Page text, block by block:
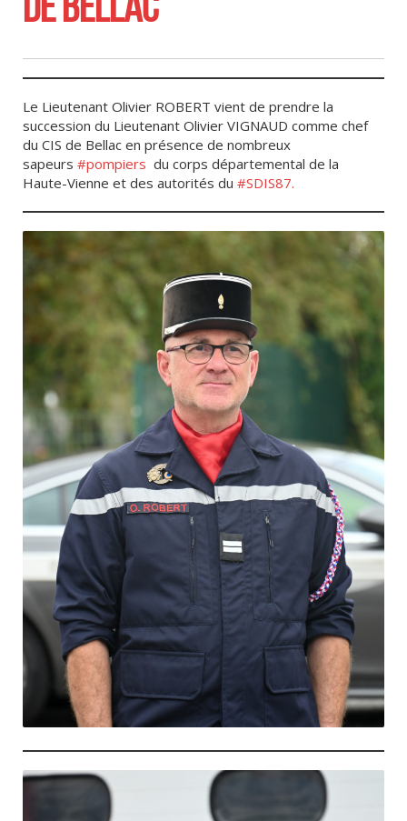
Le Lieutenant Olivier ROBERT vient de prendre la
succession du Lieutenant Olivier VIGNAUD comme chef
du CIS de Bellac en présence de nombreux
sapeurs #pompiers du corps départemental de la
Haute-Vienne et des autorités du #SDIS87.